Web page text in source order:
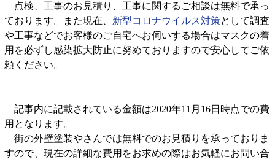
点検、工事のお見積り、工事に関するご相談は無料で承っ
ております。また現在、 新型コロナウイルス対策として調査
や工事などでお客様のご自宅へお伺いする場合はマスクの着
用を必ずし感染拡大防止に努めておりますので安心してご依
頼ください。
記事内に記載されている金額は2020年11月16日時点での費
用となります。
街の外壁塗装やさんでは無料でのお見積りを承っておりま
すので、現在の詳細な費用をお求めの際はお気軽にお問い合